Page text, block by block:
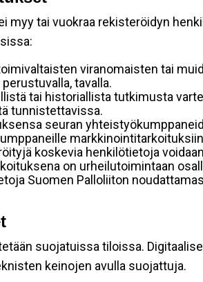
myy tai vuokraa rekisteröidyn
viranomaisten tai
tavalla.
tai historiallista tutkimusta
tunnistettavissa.
seuran
koskevia henkilötietoja
on urheilutoimintaan
Suomen Palloliiton
suojatuissa tiloissa.
keinojen avulla suojattuja.